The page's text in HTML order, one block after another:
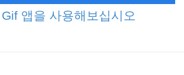
앱을 사용해보십시오